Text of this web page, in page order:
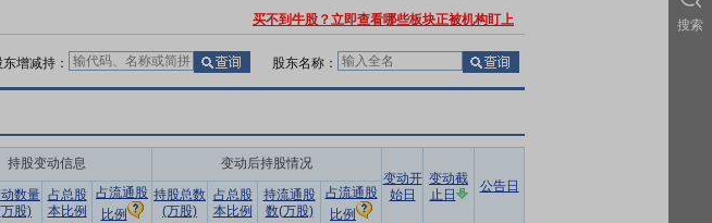
买不到牛股？立即查看哪些板块正被机构盯上
股东名称：
增减持：
持股变动信息
变动后持股情况
变动开
始日
变动截
止日
公告日
数量
股)
占总股
本比例
占流通股
比例
持股总数
(万股)
占总股
本比例
持流通股
数(万股)
占流通股
比例
搜索